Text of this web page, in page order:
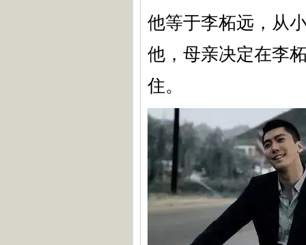
他等于李柘远，从
他，母亲决定在李
住。